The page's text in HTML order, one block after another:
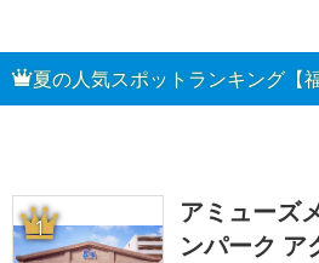
夏の人気スポットランキング【
1
アミューズ
ンパーク ア